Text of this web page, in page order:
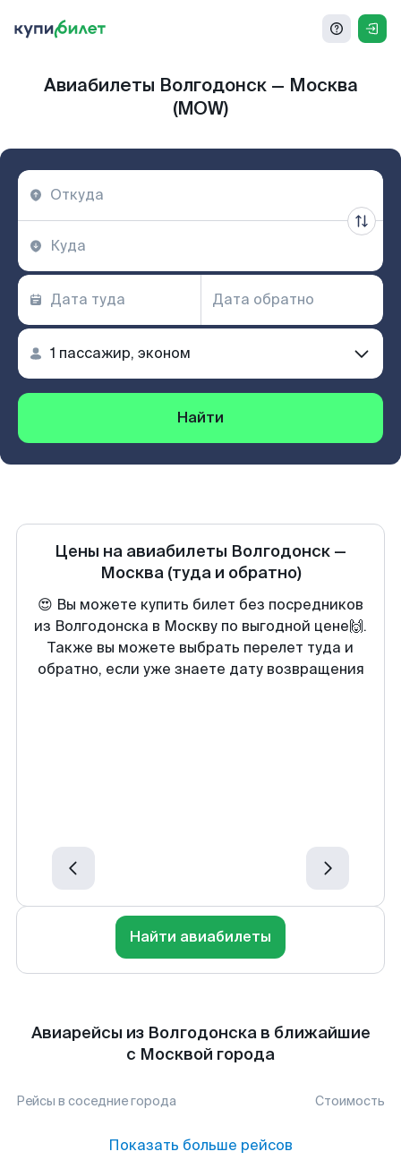
Авиабилеты Волгодонск — Москва
(MOW)
Найти
Цены на авиабилеты Волгодонск —
Москва (туда и обратно)
😍 Вы можете купить билет без посредников
из Волгодонска в Москву по выгодной цене🙌.
Также вы можете выбрать перелет туда и
обратно, если уже знаете дату возвращения
Найти авиабилеты
Авиарейсы из Волгодонска в ближайшие
с Москвой города
Рейсы в соседние города Стоимость
Показать больше рейсов